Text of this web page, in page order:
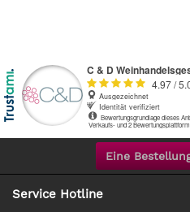
Eine
Service Hotline